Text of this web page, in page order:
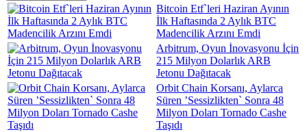
Bitcoin Etf`leri Haziran Ayının
İlk Haftasında 2 Aylık BTC
Madencilik Arzını Emdi
Arbitrum, Oyun İnovasyonu İçin
215 Milyon Dolarlık ARB
Jetonu Dağıtacak
Orbit Chain Korsanı, Aylarca
Süren ’Sessizlikten` Sonra 48
Milyon Doları Tornado Cashe
Taşıdı